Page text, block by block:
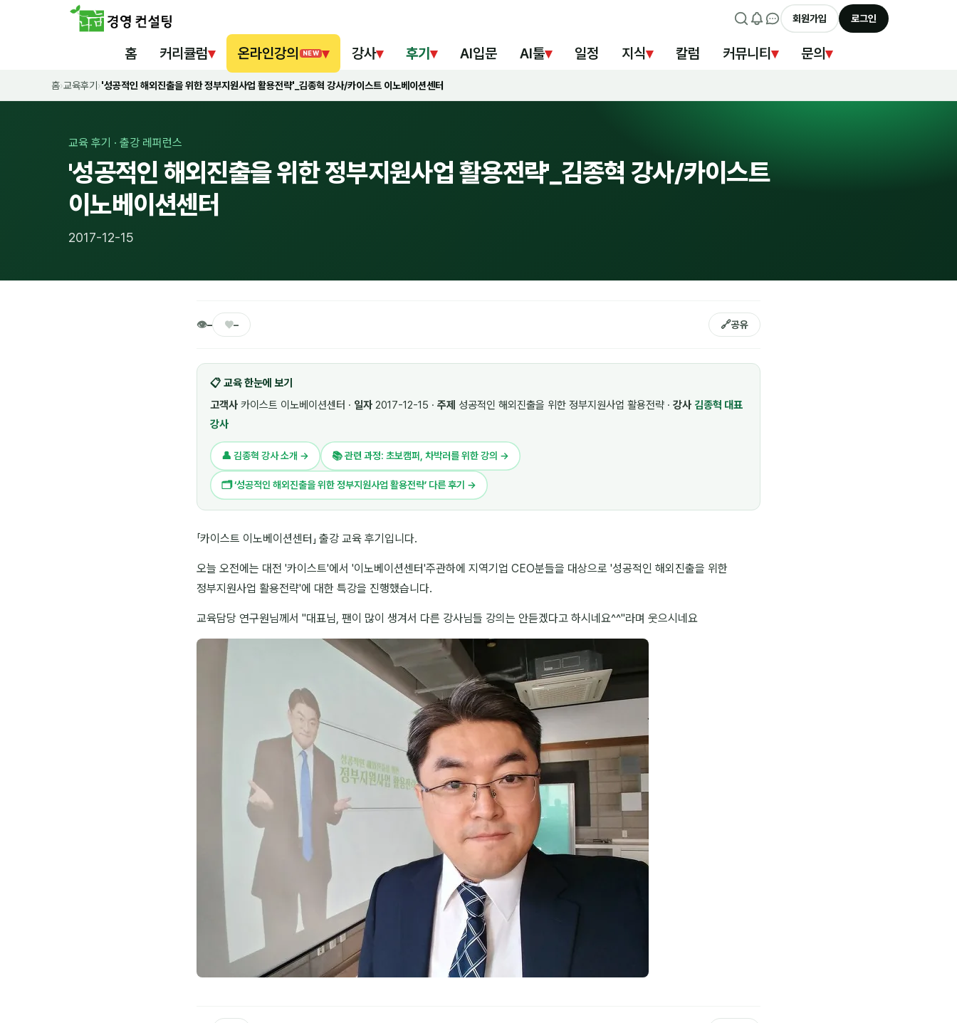
회원가입 로그인
홈 커리큘럼▾ 온라인강의 NEW ▾ 강사▾ 후기 ▾ AI입문 AI툴▾ 일정 지식▾ 칼럼 커뮤니티 ▾ 문의▾
홈›교육후기 ›'성공적인 해외진출을 위한 정부지원사업 활용전략'_김종혁 강사/카이스트 이노베이션센터
교육 후기 · 출강 레퍼런스
'성공적인 해외진출을 위한 정부지원사업 활용전략'_김종혁 강사/카이스트
이노베이션센터
2017-12-15
👁– ♥– 🔗공유
📋 교육 한눈에 보기
고객사 카이스트 이노베이션센터 · 일자 2017-12-15 · 주제 성공적인 해외진출을 위한 정부지원사업 활용전략 · 강사 김종혁 대표
강사
👤 김종혁 강사 소개 → 📚 관련 과정: 초보캠퍼, 차박러를 위한 강의 →
🗂 ‘성공적인 해외진출을 위한 정부지원사업 활용전략’ 다른 후기 →
「카이스트 이노베이션센터」 출강 교육 후기입니다.
오늘 오전에는 대전 '카이스트'에서 '이노베이션센터'주관하에 지역기업 CEO분들을 대상으로 '성공적인 해외진출을 위한
정부지원사업 활용전략'에 대한 특강을 진행했습니다.
교육담당 연구원님께서 "대표님, 팬이 많이 생겨서 다른 강사님들 강의는 안듣겠다고 하시네요^^"라며 웃으시네요